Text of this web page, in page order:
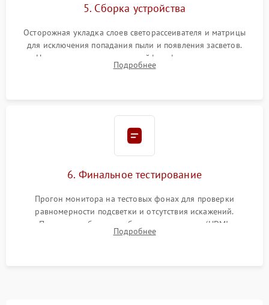
5. Сборка устройства
Осторожная укладка слоев светорассеивателя и матрицы
для исключения попадания пыли и появления засветов.
Надежное подключение шлейфов, фиксация плат и
аккуратное защелкивание пластикового корпуса монитора.
Подробнее
6. Финальное тестирование
Прогон монитора на тестовых фонах для проверки
равномерности подсветки и отсутствия искажений.
Проверка работоспособности всех портов (HDMI,
DisplayPort, VGA) и кнопок управления под нагрузкой в
Подробнее